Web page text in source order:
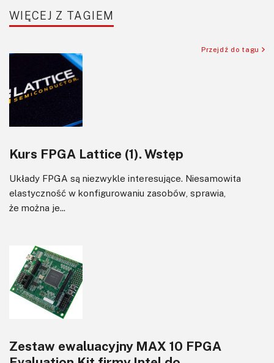
Tranzystory
Wzmacniacze
Zasilanie
WIĘCEJ Z TAGIEM
Przejdź do tagu
Kurs FPGA Lattice (1). Wstęp
Układy FPGA są niezwykle interesujące. Niesamowita
elastyczność w konfigurowaniu zasobów, sprawia,
że można je...
Zestaw ewaluacyjny MAX 10 FPGA